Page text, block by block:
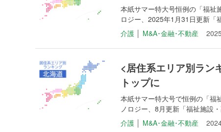
本紙サマー特大号恒例の「福祉
ロジー、2025年1月31日更新「
介護
M&A･金融･不動産
<居住系エリア別ラ
トップに
本紙サマー特大号で恒例の「福
ノロジー、8月更新「福祉施設
介護
M&A･金融･不動産